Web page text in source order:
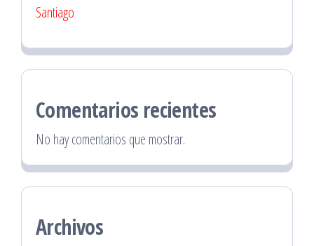
Santiago
Comentarios recientes
No hay comentarios que mostrar.
Archivos